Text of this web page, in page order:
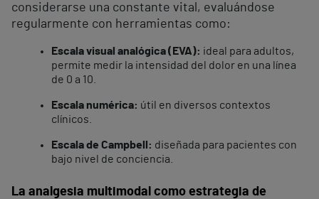
considerarse una constante vital, evaluándose
regularmente con herramientas como:
Escala visual analógica (EVA): ideal para adultos,
permite medir la intensidad del dolor en una línea
de 0 a 10.
Escala numérica: útil en diversos contextos
clínicos.
Escala de Campbell: diseñada para pacientes con
bajo nivel de conciencia.
La analgesia multimodal como estrategia de